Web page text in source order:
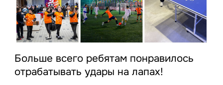
Больше всего ребятам понравилось
отрабатывать удары на лапах!